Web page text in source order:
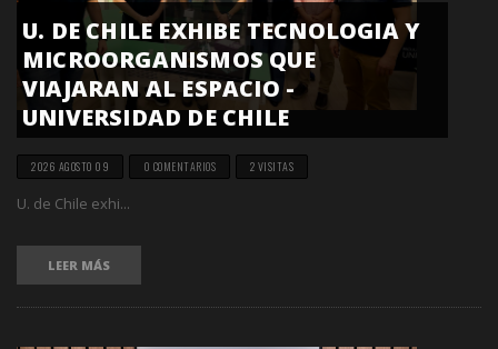
U. DE CHILE EXHIBE TECNOLOGIA Y
MICROORGANISMOS QUE
VIAJARAN AL ESPACIO -
UNIVERSIDAD DE CHILE
2026 AGOSTO 09 0 COMENTARIOS 2 VISITAS
U. de Chile exhi...
LEER MÁS